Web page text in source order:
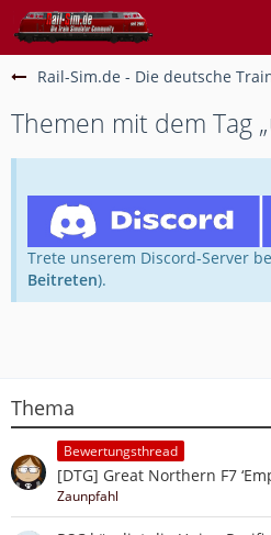
Rail-Sim.de - Die deutsche
Themen mit dem Tag
Trete unserem Discord-Server
Beitreten).
Thema
Bewertungsthread
[DTG] Great Northern F7
Zaunpfahl